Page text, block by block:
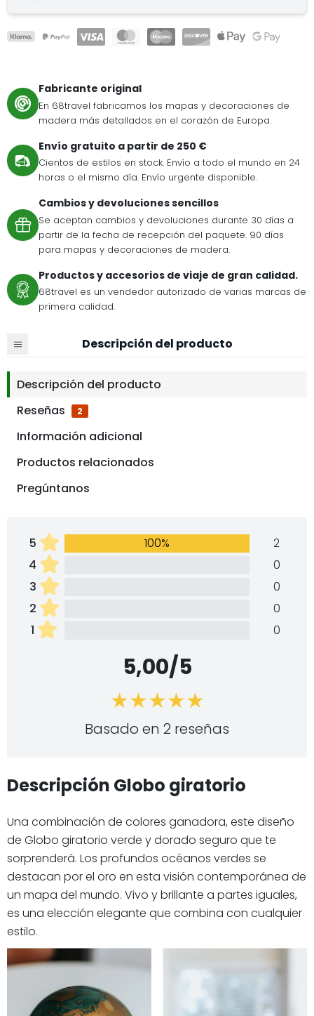
Fabricante original
En 68travel fabricamos los mapas y decoraciones de
madera más detallados en el corazón de Europa.
Envío gratuito a partir de 250 €
Cientos de estilos en stock. Envío a todo el mundo en 24
horas o el mismo día. Envío urgente disponible.
Cambios y devoluciones sencillos
Se aceptan cambios y devoluciones durante 30 días a
partir de la fecha de recepción del paquete. 90 días
para mapas y decoraciones de madera.
Productos y accesorios de viaje de gran calidad.
68travel es un vendedor autorizado de varias marcas de
primera calidad.
Descripción del producto
Descripción del producto
Reseñas
2
Información adicional
Productos relacionados
Pregúntanos
5 100%
2
4
0
3
0
2
0
1
0
5,00/5
Basado en 2 reseñas
Descripción Globo giratorio
Una combinación de colores ganadora, este diseño
de Globo giratorio verde y dorado seguro que te
sorprenderá. Los profundos océanos verdes se
destacan por el oro en esta visión contemporánea de
un mapa del mundo. Vivo y brillante a partes iguales,
es una elección elegante que combina con cualquier
estilo.